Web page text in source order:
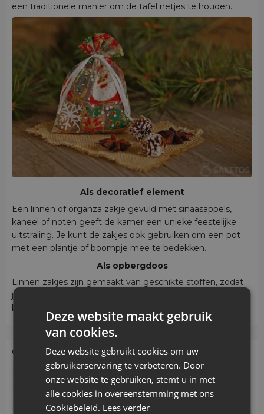
een traditionele manier om de tafel netjes te houden.
Als decoratief element
Een linnen of organza zakje gevuld met sinaasappels,
kaneel of noten geeft de kamer een unieke feestelijke
uitstraling. Je kunt de zakjes ook gebruiken om een pot
met een plantje of boompje mee te bedekken.
Als opbergdoos
Linnen zakjes zijn gemaakt van geschikte stoffen, zodat
je er bijvoorbeeld gedroogde appels of paddenstoelen in
kunt bewaren.
Onderwerpen:
Cadeauverpakkingen voor bedrijven
Hoe pak je een geschenk in?
Inspiraties
Organza zakjes
Deze website maakt gebruik
van cookies.
Deze website gebruikt cookies om uw
gebruikerservaring te verbeteren. Door
onze website te gebruiken, stemt u in met
alle cookies in overeenstemming met ons
Cookiebeleid. Lees verder